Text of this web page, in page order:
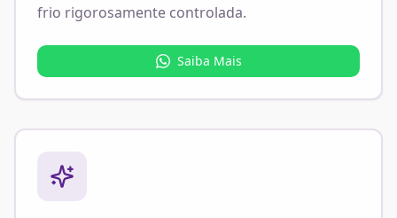
frio rigorosamente controlada.
Saiba Mais